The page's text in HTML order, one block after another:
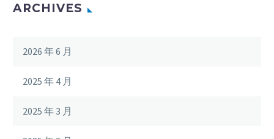
ARCHIVES
2026 年 6 月
2025 年 4 月
2025 年 3 月